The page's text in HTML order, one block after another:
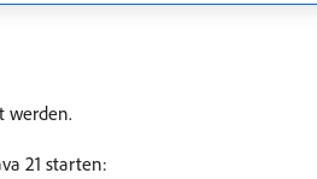
werden.
21 starten: